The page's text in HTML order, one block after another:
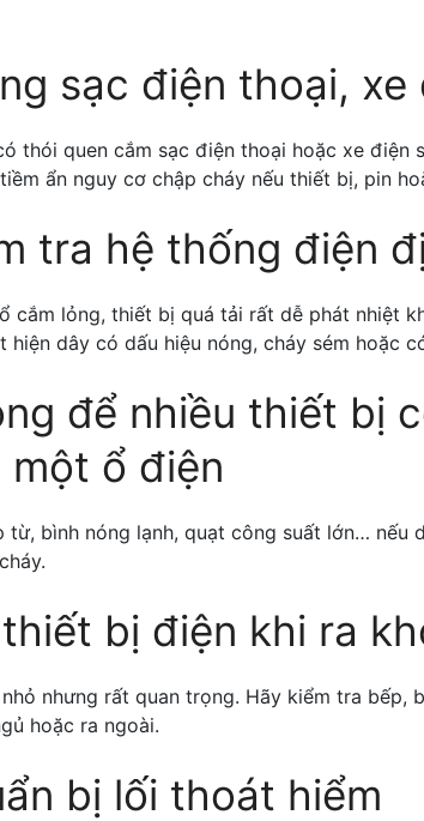
sạc điện thoại,
thói quen cắm sạc điện thoại hoặc xe điện
ẩn nguy cơ chập cháy nếu thiết bị, pin
tra hệ thống điện
cắm lỏng, thiết bị quá tải rất dễ phát nhiệt
hiện dây có dấu hiệu nóng, cháy sém hoặc
để nhiều thiết bị
một ổ điện
từ, bình nóng lạnh, quạt công suất lớn… nếu
bị điện khi ra
nhưng rất quan trọng. Hãy kiểm tra bếp,
hoặc ra ngoài.
bị lối thoát hiểm